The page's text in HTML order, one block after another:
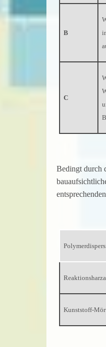
B
C
Bedingt durch
Kunststoff-